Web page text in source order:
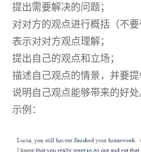
提出需要解决的问题；
对对方的观点进行概括（不要
表示对对方观点理解；
提出自己的观点和立场；
描述自己观点的情景，并要提
说明自己观点能够带来的好处
示例：